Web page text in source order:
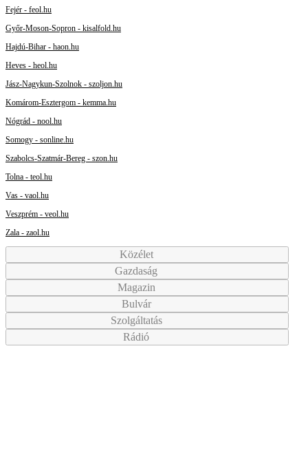
Fejér - feol.hu
Győr-Moson-Sopron - kisalfold.hu
Hajdú-Bihar - haon.hu
Heves - heol.hu
Jász-Nagykun-Szolnok - szoljon.hu
Komárom-Esztergom - kemma.hu
Nógrád - nool.hu
Somogy - sonline.hu
Szabolcs-Szatmár-Bereg - szon.hu
Tolna - teol.hu
Vas - vaol.hu
Veszprém - veol.hu
Zala - zaol.hu
Közélet
Gazdaság
Magazin
Bulvár
Szolgáltatás
Rádió